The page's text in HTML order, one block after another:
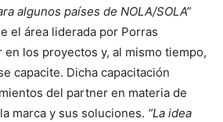
algunos países de NOLA/SOLA”
el área liderada por Porras
en los proyectos y, al mismo tiempo,
capacite. Dicha capacitación
del partner en materia de
marca y sus soluciones. “La idea